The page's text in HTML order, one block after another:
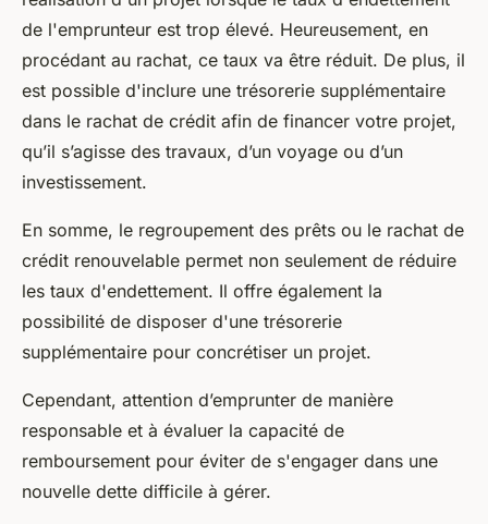
de l'emprunteur est trop élevé. Heureusement, en
procédant au rachat, ce taux va être réduit. De plus, il
est possible d'inclure une trésorerie supplémentaire
dans le rachat de crédit afin de financer votre projet,
qu’il s’agisse des travaux, d’un voyage ou d’un
investissement.
En somme, le regroupement des prêts ou le rachat de
crédit renouvelable permet non seulement de réduire
les taux d'endettement. Il offre également la
possibilité de disposer d'une trésorerie
supplémentaire pour concrétiser un projet.
Cependant, attention d’emprunter de manière
responsable et à évaluer la capacité de
remboursement pour éviter de s'engager dans une
nouvelle dette difficile à gérer.